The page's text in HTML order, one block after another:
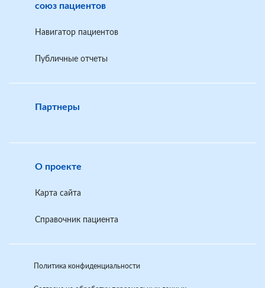
союз пациентов
Навигатор пациентов
Публичные отчеты
Партнеры
О проекте
Карта сайта
Справочник пациента
Политика конфиденциальности